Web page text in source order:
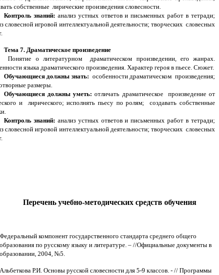
собственные лирические произведения словесности.
Контроль знаний: анализ устных ответов и письменных работ в тетради;
словесной игровой интеллектуальной деятельности; творческих словесных
Тема 7. Драматическое произведение
Понятие о литературном драматическом произведении, его жанрах.
языка драматического произведения. Характер героя в пьесе. Сюжет.
Обучающиеся должны знать: особенности драматическом произведения;
размеры.
Обучающиеся должны уметь: отличать драматическое произведение от
и лирического; исполнять пьесу по ролям; создавать собственные
Контроль знаний: анализ устных ответов и письменных работ в тетради;
словесной игровой интеллектуальной деятельности; творческих словесных
Перечень учебно-методических средств обучения
Федеральный компонент государственного стандарта среднего общего
образования по русскому языку и литературе. – //Официальные документы в
образовании, 2004, №5.
Альбеткова Р.И. Основы русской словесности для 5-9 классов. - // Программы